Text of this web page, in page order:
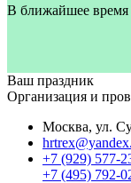
В ближайшее
Ваш праздник
Организация и
Москва, ул.
+7 (929) 577-
+7 (495) 792-